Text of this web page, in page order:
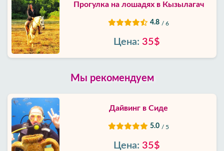
Прогулка на лошадях в Кызылагач
4.8 / 6
Цена: 35$
Мы рекомендуем
Дайвинг в Сиде
5.0 / 5
Цена: 35$